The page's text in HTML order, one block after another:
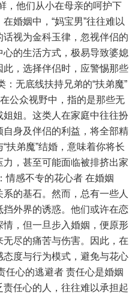
，他们从小在母亲的呵护下
婚姻中，“妈宝男”往往难以
视为金科玉律，忽视伴侣的
的生活方式，极易导致婆媳
，选择伴侣时，应警惕那些
：无底线扶持兄弟的“扶弟魔”
公众视野中，指的是那些无
姐。这类人在家庭中往往扮
身及伴侣的利益，将全部精
扶弟魔”结婚，意味着你将长
，甚至可能面临被排挤出家
情感不专的花心者在婚姻
的基石。然而，总有一些人
外界的诱惑。他们或许在恋
，但一旦步入婚姻，便原形
尽的痛苦与伤害。因此，在
度与行为模式，避免与花心
任心的逃避者责任心是婚姻
任心的人，往往难以承担起